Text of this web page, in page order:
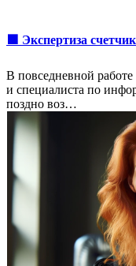
🟩 Экспертиза
В повседневной
и специалиста по
поздно воз…